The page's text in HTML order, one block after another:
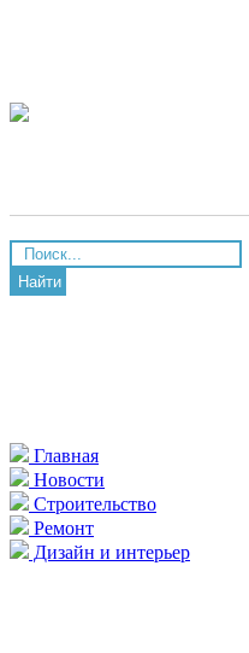
Найти
Главная
Новости
Строительство
Ремонт
Дизайн и интерьер